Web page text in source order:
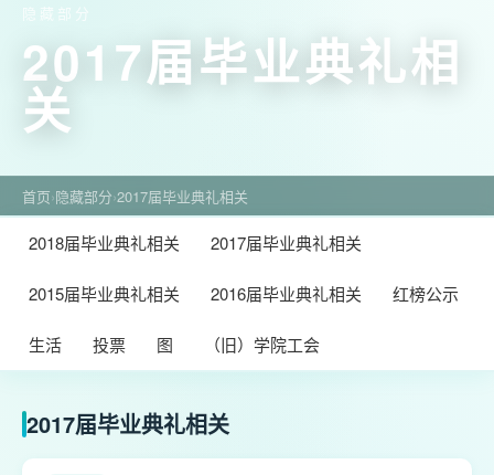
隐藏部分
2017届毕业典礼相
关
首页›隐藏部分›2017届毕业典礼相关
2018届毕业典礼相关 2017届毕业典礼相关
2015届毕业典礼相关 2016届毕业典礼相关 红榜公示
生活 投票 图 （旧）学院工会
2017届毕业典礼相关